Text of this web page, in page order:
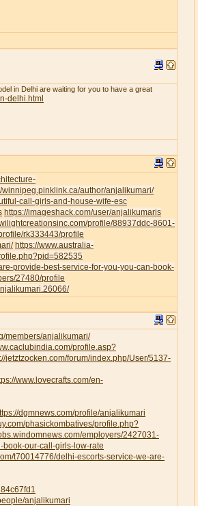
in Delhi are waiting for you to have a great
delhi.html
winnipeg.pinklink.ca/author/anjalikumari/
call-girls-and-house-wife-esc
https://imageshack.com/user/anjalikumaris
profile/88937ddc-8601-
rk333443/profile
https://www.australia-
provide-best-service-for-you-you-can-book-
27480/profile
members/anjalikumari/
profile.asp?
jetztzocken.com/forum/index.php/User/5137-
www.lovecrafts.com/en-
dgmnews.com/profile/anjalikumari
phasickombatives/profile.php?
employers/2427031-
our-call-girls-low-rate
t70014776/delhi-escorts-service-we-are-
anjalikumari